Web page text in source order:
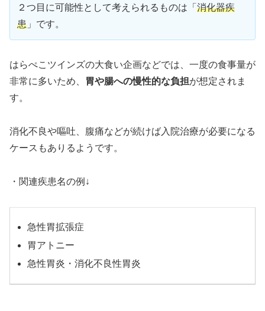
２つ目に可能性として考えられるものは「 消化器疾
患 」です。
はらぺこツインズの大食い企画などでは、一度の食事量が
非常に多いため、
胃や腸への慢性的な負担が想定されま
す。
消化不良や嘔吐、腹痛などが続けば入院治療が必要になる
ケースもありるようです。
・関連疾患名の例↓
急性胃拡張症
胃アトニー
急性胃炎・消化不良性胃炎